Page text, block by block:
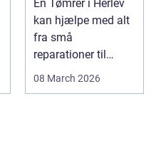
En Tømrer i Herlev
kan hjælpe med alt
fra små
reparationer til
større ombygninger
08 March 2026